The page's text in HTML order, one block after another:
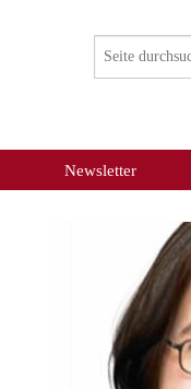
Newsletter